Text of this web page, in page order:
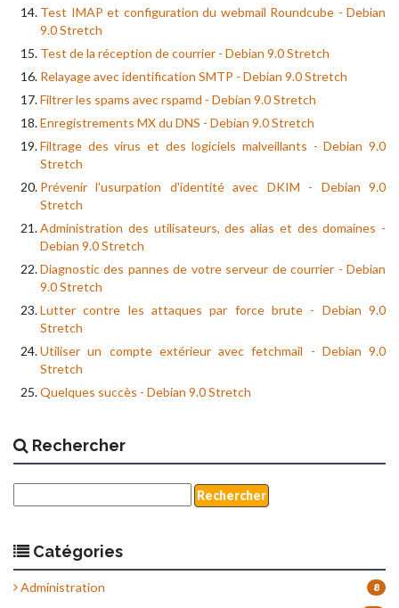
Test IMAP et configuration du webmail Roundcube - Debian
9.0 Stretch
Test de la réception de courrier - Debian 9.0 Stretch
Relayage avec identification SMTP - Debian 9.0 Stretch
Filtrer les spams avec rspamd - Debian 9.0 Stretch
Enregistrements MX du DNS - Debian 9.0 Stretch
Filtrage des virus et des logiciels malveillants - Debian 9.0
Stretch
Prévenir l'usurpation d'identité avec DKIM - Debian 9.0
Stretch
Administration des utilisateurs, des alias et des domaines -
Debian 9.0 Stretch
Diagnostic des pannes de votre serveur de courrier - Debian
9.0 Stretch
Lutter contre les attaques par force brute - Debian 9.0
Stretch
Utiliser un compte extérieur avec fetchmail - Debian 9.0
Stretch
Quelques succès - Debian 9.0 Stretch
Rechercher
Catégories
Administration 8